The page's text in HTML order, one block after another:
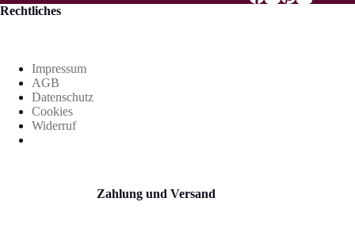
Rechtliches
Impressum
AGB
Datenschutz
Cookies
Widerruf
Zahlung und Versand